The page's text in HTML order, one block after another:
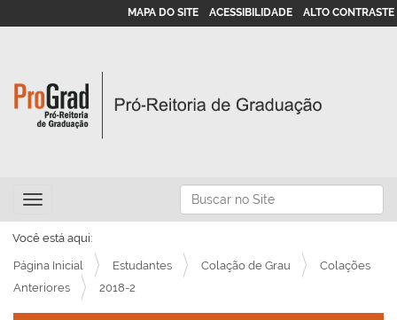
Busca
Busca Avançada…
MAPA DO SITE ACESSIBILIDADE ALTO CONTRASTE
Toggle navigation
Você está aqui:
Página Inicial Estudantes Colação de Grau
Colações
Anteriores
2018-2